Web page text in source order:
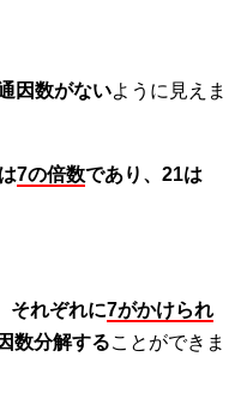
因数がないように見えま
7の倍数であり、21は
それぞれに7がかけられ
数分解することができま